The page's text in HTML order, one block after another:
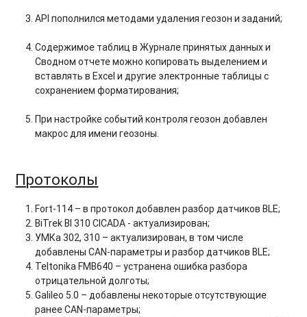
API пополнился методами удаления геозон и заданий;
Содержимое таблиц в Журнале принятых данных и
Сводном отчете можно копировать выделением и
вставлять в Excel и другие электронные таблицы с
сохранением форматирования;
При настройке событий контроля геозон добавлен
макрос для имени геозоны.
Протоколы
Fort-114 – в протокол добавлен разбор датчиков BLE;
BiTrek Bl 310 CICADA - актуализирован;
УМКа 302, 310 – актуализирован, в том числе
добавлены CAN-параметры и разбор датчиков BLE;
Teltonika FMB640 – устранена ошибка разбора
отрицательной долготы;
Galileo 5.0 – добавлены некоторые отсутствующие
ранее CAN-параметры;